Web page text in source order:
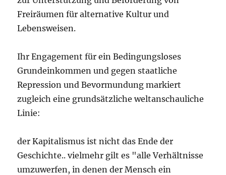
Freiräumen für alternative Kultur und
Lebensweisen.
Ihr Engagement für ein Bedingungsloses
Grundeinkommen und gegen staatliche
Repression und Bevormundung markiert
zugleich eine grundsätzliche weltanschauliche
Linie:
der Kapitalismus ist nicht das Ende der
Geschichte.. vielmehr gilt es "alle Verhältnisse
umzuwerfen, in denen der Mensch ein